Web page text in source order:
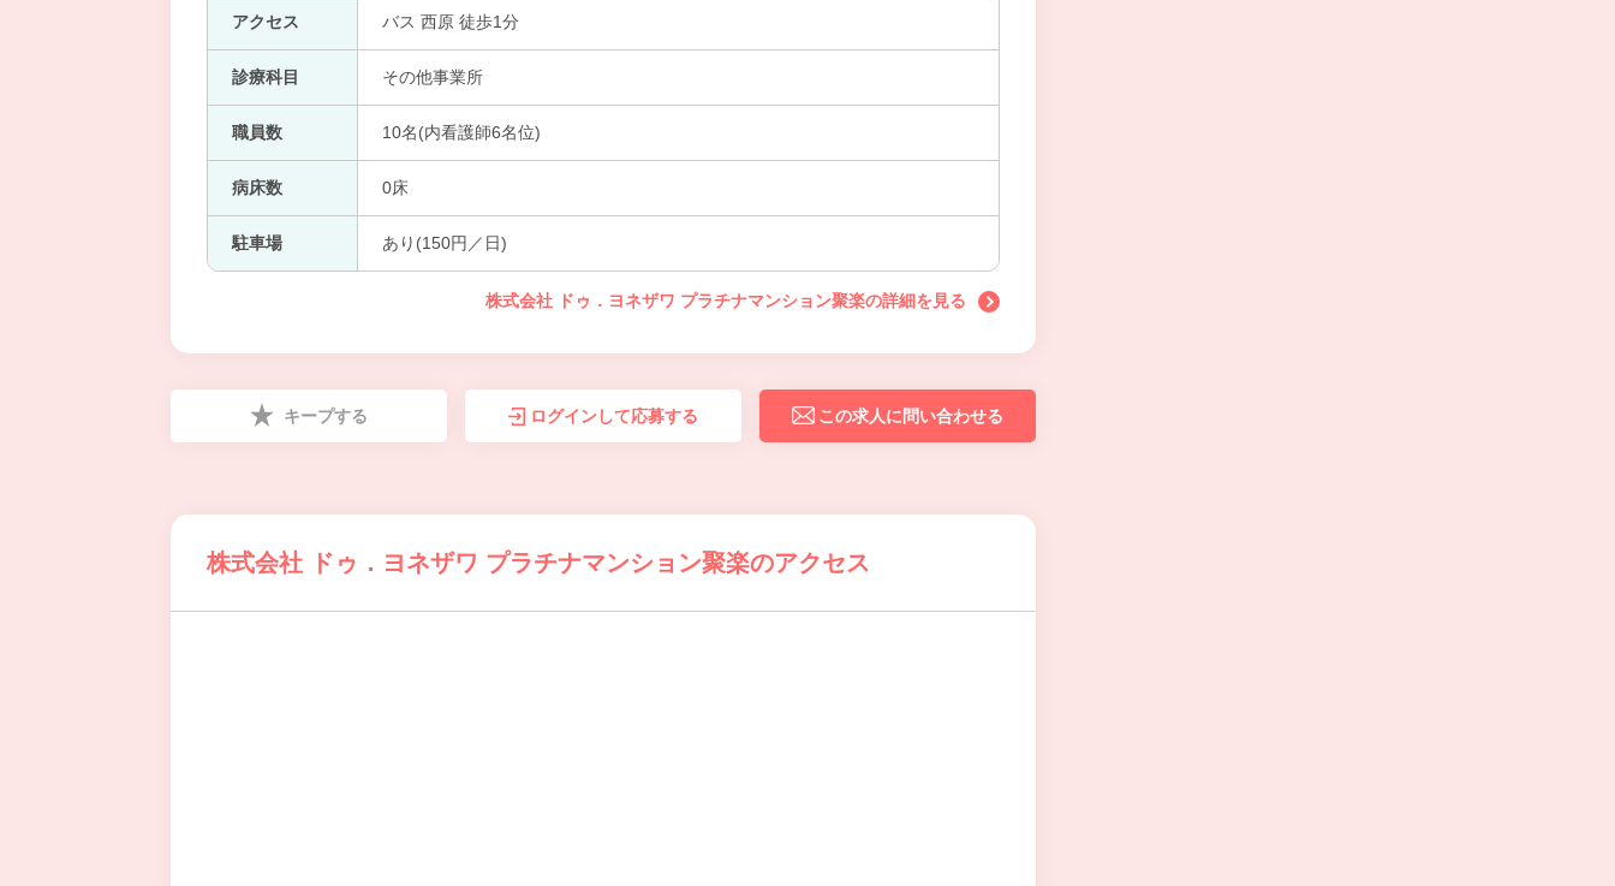
アクセス バス 西原 徒歩1分
診療科目 その他事業所
職員数 10名(内看護師6名位)
病床数 0床
駐車場 あり(150円／日)
株式会社 ドゥ．ヨネザワ プラチナマンション聚楽の詳細を見る
キープする ログインして応募する この求人に問い合わせる
株式会社 ドゥ．ヨネザワ プラチナマンション聚楽のアクセス